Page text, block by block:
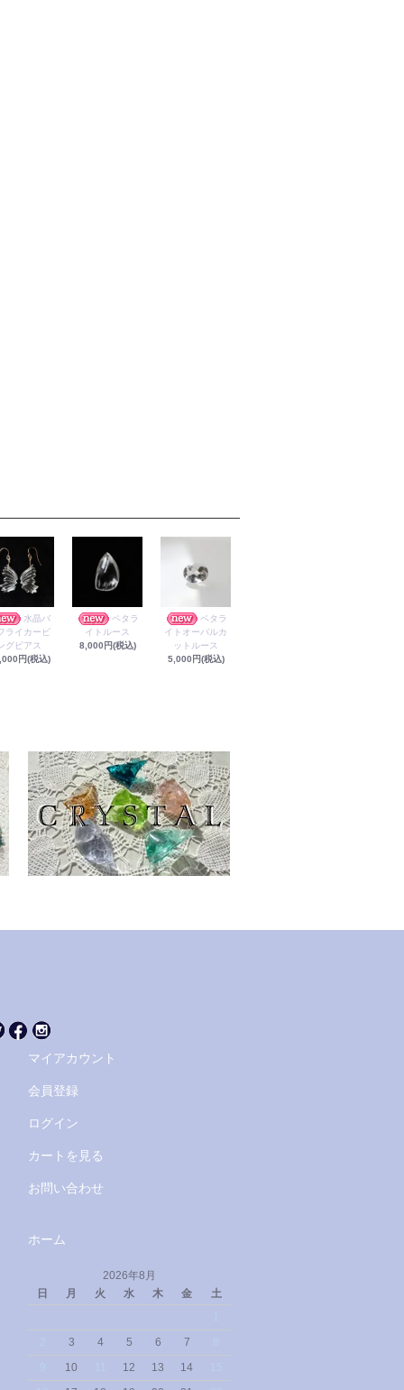
水晶バ
ライカービ
グピアス
円(税込)
ペタラ
イトルース
8,000円(税込)
ペタラ
イトオーバルカ
ットルース
5,000円(税込)
マイアカウント
会員登録
ログイン
カートを見る
お問い合わせ
ホーム
2026年8月
日
月 火 水 木 金
土
3 4 5 6 7
10 12 13 14